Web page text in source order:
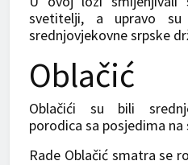
svetitelji, a upravo
srednjovjekovne srpske
Oblačić
Oblačići su bili
porodica sa posjedima na
Rade Oblačić smatra se